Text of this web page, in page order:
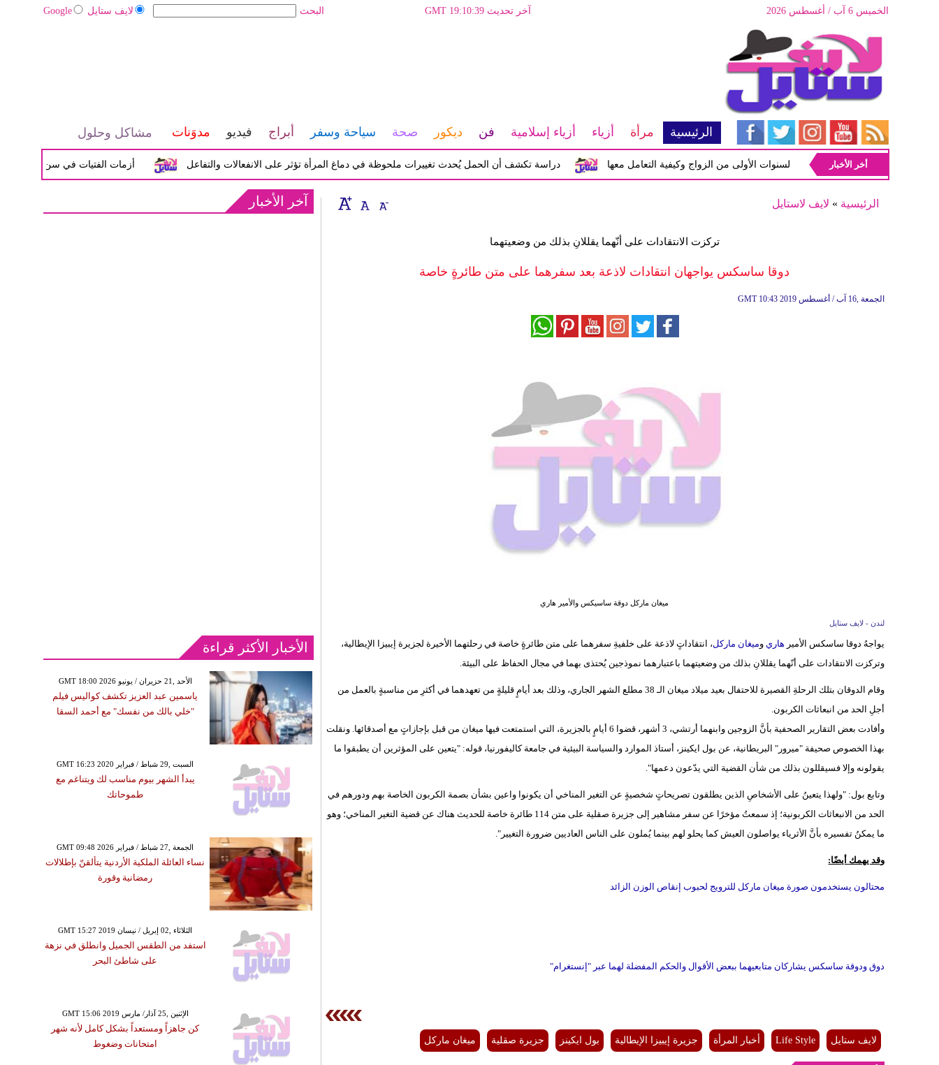
لايف ستايل Google البحث آخر تحديث GMT 19:10:39 الخميس 6 آب / أغسطس 2026
الرئيسية مرأة أزياء أزياء إسلامية فن ديكور صحة سياحة وسفر أبراج فيديو مدوَنات مشاكل وحلول
أزمات الفتيات في سن المراهقة بين دراسة تكشف أن الحمل يُحدث تغييرات ملحوظة في دماغ المرأة تؤثر على الانفعالات والتفاعل أبرز المشاكل شيوعاً في السنوات الأولى من الزواج وكيفية التعامل معها
أخر الأخبار
الرئيسية » لايف لاستايل
تركزت الانتقادات على أنّهما يقللانِ بذلك من وضعيتهما
دوقا ساسكس يواجهان انتقادات لاذعة بعد سفرهما على متن طائرةٍ خاصة
GMT 10:43 2019 الجمعة ,16 آب / أغسطس
ميغان ماركل دوقة ساسيكس والأمير هاري
لندن - لايف ستايل
يواجهُ دوقا ساسكس الأمير هاري وميغان ماركل، انتقاداتٍ لاذعة على خلفيةِ سفرهما على متن طائرةٍ خاصة في رحلتهما الأخيرة لجزيرة إيبيزا الإيطالية،
وتركزت الانتقادات على أنّهما يقللانِ بذلك من وضعيتهما باعتبارهما نموذجين يُحتذى بهما في مجال الحفاظ على البيئة.
وقام الدوقان بتلك الرحلةِ القصيرة للاحتفال بعيد ميلاد ميغان الـ 38 مطلع الشهر الجاري، وذلك بعد أيامٍ قليلةٍ من تعهدهما في أكثرِ من مناسبةٍ بالعمل من
أجلِ الحد من انبعاثات الكربون.
وأفادت بعض التقارير الصحفية بأنَّ الزوجين وابنهما أرتشي، 3 أشهر، قضوا 6 أيامٍ بالجزيرة، التي استمتعت فيها ميغان من قبل بإجازاتٍ مع أصدقائها. ونقلت
بهذا الخصوص صحيفة "ميرور" البريطانية، عن بول ايكينز، أستاذ الموارد والسياسة البيئية في جامعة كاليفورنيا، قوله: "يتعين على المؤثرين أن يطبقوا ما
يقولونه وإلا فسيقللون بذلك من شأن القضية التي يدّعون دعمها".
وتابع بول: "ولهذا يتعينُ على الأشخاصِ الذين يطلقون تصريحاتٍ شخصيةٍ عن التغير المناخي أن يكونوا واعين بشأن بصمة الكربون الخاصة بهم ودورهم في
الحد من الانبعاثات الكربونية؛ إذ سمعتُ مؤخرًا عن سفر مشاهير إلى جزيرة صقلية على متن 114 طائرة خاصة للحديث هناك عن قضية التغير المناخي؛ وهو
ما يمكنُ تفسيره بأنَّ الأثرياء يواصلون العيش كما يحلو لهم بينما يُملون على الناس العاديين ضرورة التغيير".
وقد يهمك أيضًا:
محتالون يستخدمون صورة ميغان ماركل للترويج لحبوب إنقاص الوزن الزائد
دوق ودوقة ساسكس يشاركان متابعيهما ببعض الأقوال والحكم المفضلة لهما عبر "إنستغرام"
لايف ستايل Life Style أخبار المرأة جزيرة إيبيزا الإيطالية بول ايكينز جزيرة صقلية ميغان ماركل
آخر الأخبار
الأخبار الأكثر قراءة
GMT 18:00 2026 الأحد ,21 حزيران / يونيو
ياسمين عبد العزيز تكشف كواليس فيلم
"خلي بالك من نفسك" مع أحمد السقا
GMT 16:23 2020 السبت ,29 شباط / فبراير
يبدأ الشهر بيوم مناسب لك ويتناغم مع
طموحاتك
GMT 09:48 2026 الجمعة ,27 شباط / فبراير
نساء العائلة الملكية الأردنية يتألقنّ بإطلالات
رمضانية وقورة
GMT 15:27 2019 الثلاثاء ,02 إبريل / نيسان
استفد من الطقس الجميل وانطلق في نزهة
على شاطئ البحر
GMT 15:06 2019 الإثنين ,25 آذار/ مارس
كن جاهزاً ومستعداً بشكل كامل لأنه شهر
امتحانات وضغوط